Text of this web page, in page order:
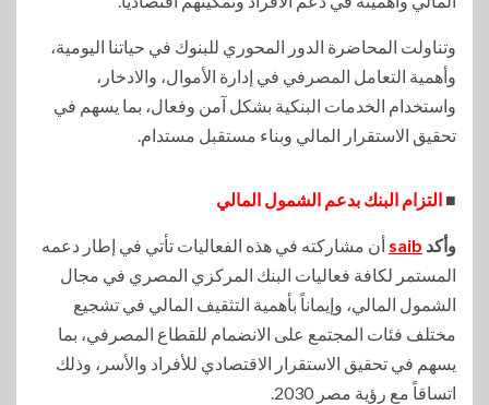
وتناولت المحاضرة الدور المحوري للبنوك في حياتنا اليومية،
وأهمية التعامل المصرفي في إدارة الأموال، والادخار،
واستخدام الخدمات البنكية بشكل آمن وفعال، بما يسهم في
تحقيق الاستقرار المالي وبناء مستقبل مستدام.
■ التزام البنك بدعم الشمول المالي
وأكد saib أن مشاركته في هذه الفعاليات تأتي في إطار دعمه
المستمر لكافة فعاليات البنك المركزي المصري في مجال
الشمول المالي، وإيماناً بأهمية التثقيف المالي في تشجيع
مختلف فئات المجتمع على الانضمام للقطاع المصرفي، بما
يسهم في تحقيق الاستقرار الاقتصادي للأفراد والأسر، وذلك
اتساقاً مع رؤية مصر 2030.